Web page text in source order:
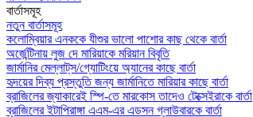
বার্তাসমূহ
নতুন বার্তাসমূহ
কলোম্বিয়ার এনককে যীশুর ভালো পাশোর কাছ থেকে বার্তা
অর্জেন্টিনায় লুজ দে মারিয়াকে মরিয়ান বিবৃতি
জার্মানির মেল্লাট্‌স/গ্যোটিংয়ে অ্যানের কাছে বার্তা
হৃদয়ের দিব্য প্রস্তুতি জন্য জার্মানিতে মারিয়ার কাছে বার্তা
ব্রাজিলের জ্যাকারেই স্পি-তে মারকোস তাদেও টেক্সেইরাকে বার্তা
ব্রাজিলের ইটাপিরাঙ্গা এএম-এর এডসন গ্লাউবারকে বার্তা